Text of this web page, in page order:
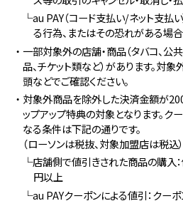
└au PAY（コード支払い/ネット支払い）のサービス利用規約に反す
る行為、またはその恐れがある場合
・一部対象外の店舗・商品（タバコ、公共料金、金券類、処方箋医薬
品、チケット類など）があります。対
頭などでご確認ください。
・対象外商品を除外した決済金額が200円以上の場合、ベース/ステ
ップアップ特典の対象となります。ク
なる条件は下記の通りです。
（ローソンは税抜、対象加盟店は税込）
└店舗側で値引きされた商品の購入：値引き後の決済金額が200
円以上
└au PAYクーポンによる値引：クーポンご利用前の決済金額が200